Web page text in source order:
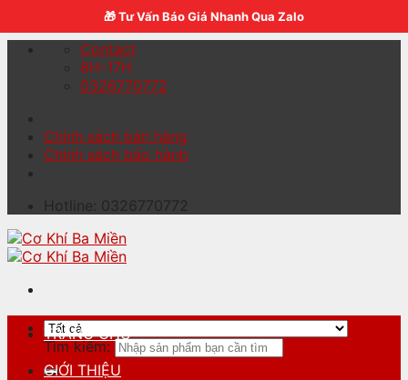
Skip to content
Contact
8H-17H
0326770772
Chính sách bán hàng
Chính sách bảo hành
Hotline: 0326770772
Tìm kiếm:
TRANG CHỦ
GIỚI THIỆU
🎁 Tư Vấn Báo Giá Nhanh Qua Zalo